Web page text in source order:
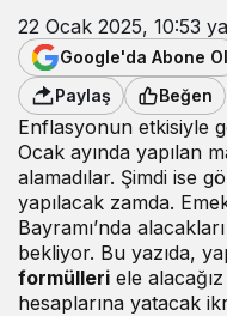
22 Ocak 2025, 10:53
Google'da Abone Ol
Paylaş
Beğen
Enflasyonun etkisiyle
Ocak ayında yapılan
alamadılar. Şimdi ise
yapılacak zamda.
Bayramı’nda
bekliyor. Bu yazıda,
formülleri ele
hesaplarına yatacak